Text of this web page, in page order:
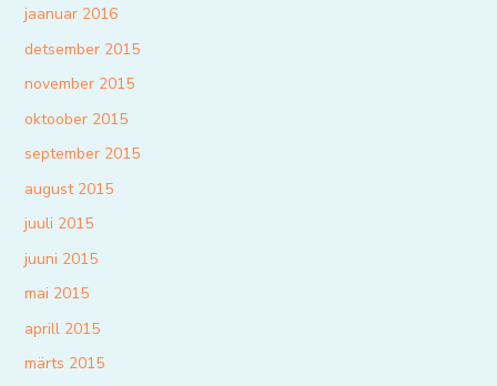
jaanuar 2016
detsember 2015
november 2015
oktoober 2015
september 2015
august 2015
juuli 2015
juuni 2015
mai 2015
aprill 2015
märts 2015